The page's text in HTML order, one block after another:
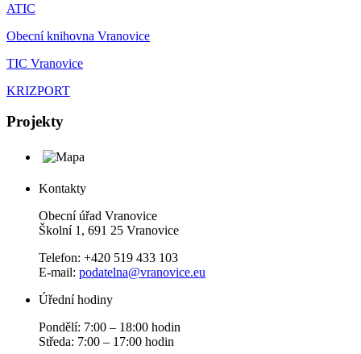
ATIC
Obecní knihovna Vranovice
TIC Vranovice
KRIZPORT
Projekty
Kontakty
Obecní úřad Vranovice
Školní 1, 691 25 Vranovice
Telefon: +420 519 433 103
E-mail: podatelna@vranovice.eu
Úřední hodiny
Pondělí: 7:00 – 18:00 hodin
Středa: 7:00 – 17:00 hodin